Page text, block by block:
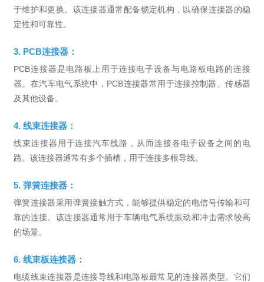
于维护和更换。该连接器通常配备锁定机构，以确保连接器的稳
定性和可靠性。
3. PCB连接器：
PCB连接器是电路板上用于连接电子设备与电路板电路的连接
器。在汽车电气系统中，PCB连接器常用于连接控制器、传感器
及其他设备。
4. 线束连接器：
线束连接器用于连接汽车线路，从而连接各电子设备之间的电
路。该连接器通常有多个插槽，用于连接多根导线。
5. 弹簧连接器：
弹簧连接器采用弹簧接触方式，能够提供稳定的电信号传输和可
靠的连接。该连接器通常用于车辆电气系统振动和冲击需求较高
的场景。
6. 线束板连接器：
电缆线束连接器是连接导线和电路板最常见的连接器类型。它们